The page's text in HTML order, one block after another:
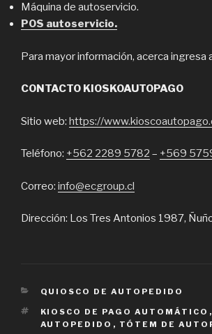
Máquina de autoservicio.
POS autoservicio.
Para mayor información, acerca ingresa
CONTACTO KIOSKOAUTOPAGO
Sitio web: https://
Teléfono: +562 2289 5782 – +569
Correo: info@ecgroup.cl
Dirección: Los Tres Antonios 1987,
CATEGORIES
QUIOSCO DE AUTOPEDIDO
TAGS
KIOSCO DE PAGO AUTOMÁTICO ,
AUTOPEDIDO , TÓTEM DE